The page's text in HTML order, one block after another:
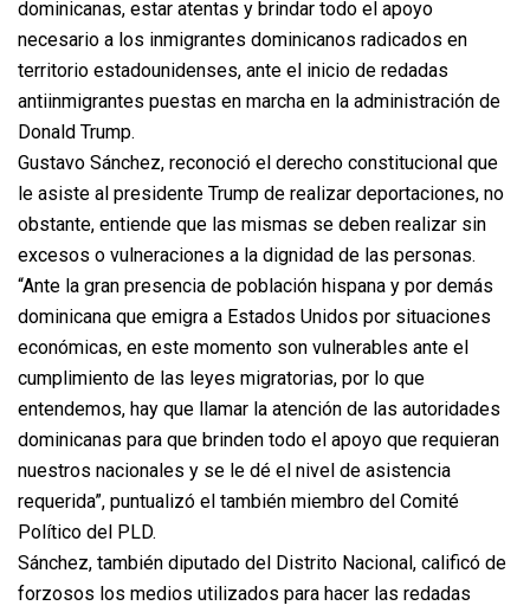
dominicanas, estar atentas y brindar todo el apoyo
necesario a los inmigrantes dominicanos radicados en
territorio estadounidenses, ante el inicio de redadas
antiinmigrantes puestas en marcha en la administración de
Donald Trump.
Gustavo Sánchez, reconoció el derecho constitucional que
le asiste al presidente Trump de realizar deportaciones, no
obstante, entiende que las mismas se deben realizar sin
excesos o vulneraciones a la dignidad de las personas.
“Ante la gran presencia de población hispana y por demás
dominicana que emigra a Estados Unidos por situaciones
económicas, en este momento son vulnerables ante el
cumplimiento de las leyes migratorias, por lo que
entendemos, hay que llamar la atención de las autoridades
dominicanas para que brinden todo el apoyo que requieran
nuestros nacionales y se le dé el nivel de asistencia
requerida”, puntualizó el también miembro del Comité
Político del PLD.
Sánchez, también diputado del Distrito Nacional, calificó de
forzosos los medios utilizados para hacer las redadas